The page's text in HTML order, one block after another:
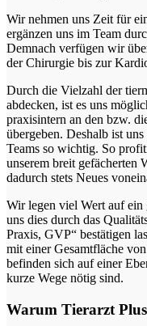
Wir nehmen uns Zeit für
ergänzen uns im Team
Demnach verfügen wir
der Chirurgie bis zur
Durch die Vielzahl der
abdecken, ist es uns
praxisintern an den bzw.
übergeben. Deshalb ist
Teams so wichtig. So
unserem breit gefächerten
dadurch stets Neues
Wir legen viel Wert auf ein
uns dies durch das
Praxis, GVP“ bestätigen
mit einer Gesamtfläche
befinden sich auf einer
kurze Wege nötig sind.
Warum Tierarzt